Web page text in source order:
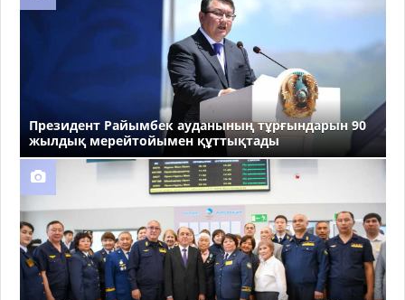
Президент Райымбек ауданының тұрғындарын 90
жылдық мерейтойымен құттықтады